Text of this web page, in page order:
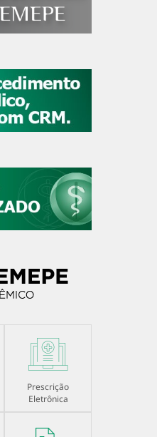
Prescrição
Eletrônica